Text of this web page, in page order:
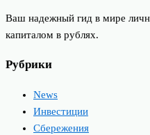
Ваш надежный гид в мире
капиталом в рублях.
Рубрики
News
Инвестиции
Сбережения